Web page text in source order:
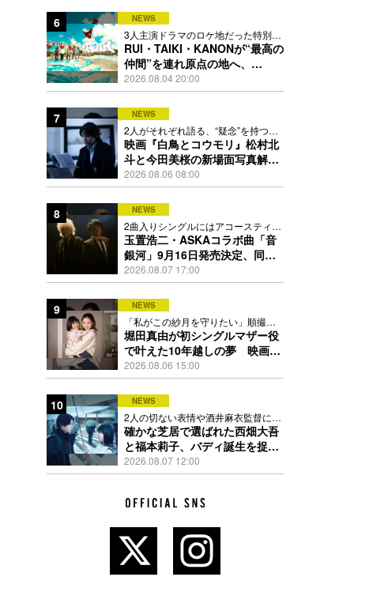
6 NEWS
3人主演ドラマのロケ地だった特別な
場所で撮影を敢行
RUI・TAIKI・KANONが“最高の
仲間”を連れ原点の地へ、
STARGLOW「GOTH」ダンス
映像公開
2026.08.04 20:00
7 NEWS
2人がそれぞれ語る、“疑念”を持つこ
との苦しさとは
映画『白鳥とコウモリ』松村北
斗と今田美桜の新場面写真解
禁、事件前後で一変する表情捉
えた全4点
2026.08.06 08:00
8 NEWS
2曲入りシングルにはアコースティッ
ク楽曲「命の宿り」も収録
玉置浩二・ASKAコラボ曲「音
銀河」9月16日発売決定、同じ
時代の“戦友”同士で揺るぎない
愛を歌う
2026.08.07 17:00
9 NEWS
「私がこの紗月を守りたい」順撮り
の日々で芽生えた思いとは
堀田真由が初シングルマザー役
で叶えた10年越しの夢 映画
『私はあなたを知らない、』新
写真解禁
2026.08.06 15:00
10 NEWS
2人の切ない表情や酒井麻衣監督によ
る映像美を収めた全4点
確かな芝居で選ばれた⻄畑⼤吾
と福本莉⼦、バディ誕生を捉え
た『時給三〇〇円の死神』場面
写真解禁
2026.08.07 12:00